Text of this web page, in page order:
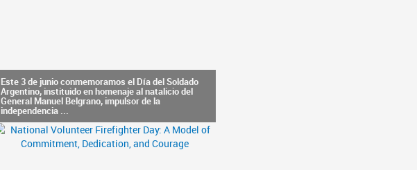
Este 3 de junio conmemoramos el Día del Soldado
Argentino, instituido en homenaje al natalicio del
General Manuel Belgrano, impulsor de la
independencia ...